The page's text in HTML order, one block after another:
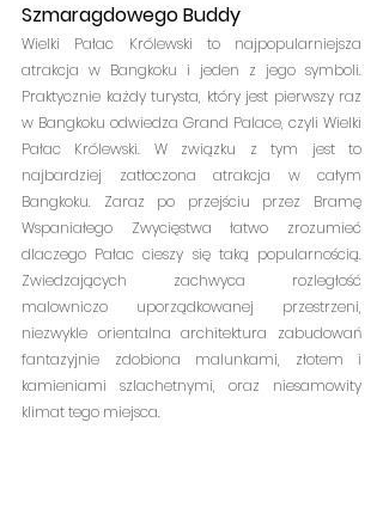
Szmaragdowego Buddy
Wielki Pałac Królewski to najpopularniejsza
atrakcja w Bangkoku i jeden z jego symboli.
Praktycznie każdy turysta, który jest pierwszy raz
w Bangkoku odwiedza Grand Palace, czyli Wielki
Pałac Królewski. W związku z tym jest to
najbardziej zatłoczona atrakcja w całym
Bangkoku. Zaraz po przejściu przez Bramę
Wspaniałego Zwycięstwa łatwo zrozumieć
dlaczego Pałac cieszy się taką popularnością.
Zwiedzających zachwyca rozległość
malowniczo uporządkowanej przestrzeni,
niezwykle orientalna architektura zabudowań
fantazyjnie zdobiona malunkami, złotem i
kamieniami szlachetnymi, oraz niesamowity
klimat tego miejsca.